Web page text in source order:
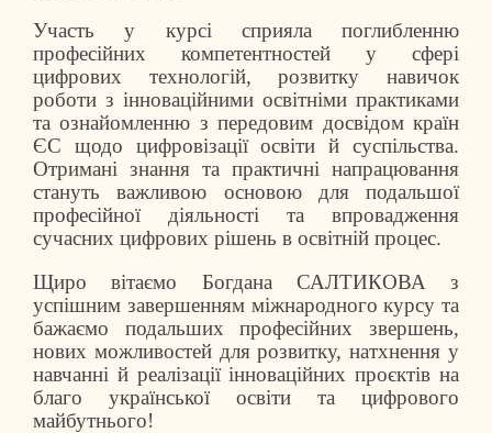
Участь у курсі сприяла поглибленню
професійних компетентностей у сфері
цифрових технологій, розвитку навичок
роботи з інноваційними освітніми практиками
та ознайомленню з передовим досвідом країн
ЄС щодо цифровізації освіти й суспільства.
Отримані знання та практичні напрацювання
стануть важливою основою для подальшої
професійної діяльності та впровадження
сучасних цифрових рішень в освітній процес.
Щиро вітаємо Богдана САЛТИКОВА з
успішним завершенням міжнародного курсу та
бажаємо подальших професійних звершень,
нових можливостей для розвитку, натхнення у
навчанні й реалізації інноваційних проєктів на
благо української освіти та цифрового
майбутнього!